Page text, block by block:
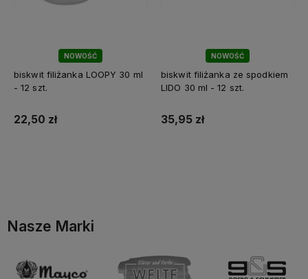
NOWOŚĆ
biskwit filiżanka LOOPY 30 ml
- 12 szt.
22,50 zł
NOWOŚĆ
biskwit filiżanka ze spodkiem
LIDO 30 ml - 12 szt.
35,95 zł
Nasze Marki